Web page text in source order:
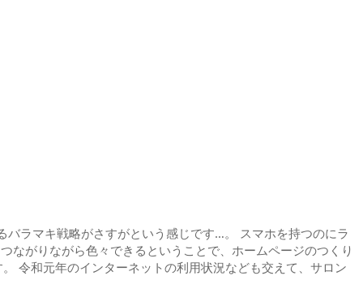
ラマキ戦略がさすがという感じです…。 スマホを持つのにラ
ながりながら色々できるということで、ホームページのつくり
令和元年のインターネットの利用状況なども交えて、サロン